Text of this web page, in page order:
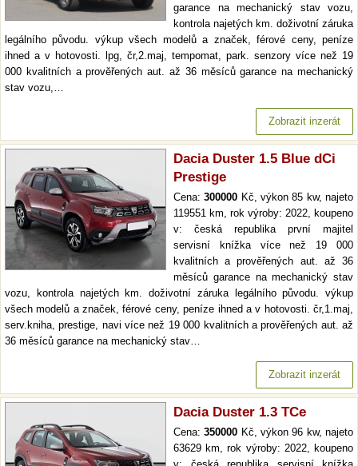
garance na mechanický stav vozu,
kontrola najetých km. doživotní záruka
legálního původu. výkup všech modelů a značek, férové ceny, peníze
ihned a v hotovosti. lpg, čr,2.maj, tempomat, park. senzory více než 19
000 kvalitních a prověřených aut. až 36 měsíců garance na mechanický
stav vozu,…
Zobrazit inzerát
Dacia Duster 1.5 Blue dCi
Prestige
Cena:300000 Kč, výkon 85 kw, najeto
119551 km, rok výroby: 2022, koupeno
v: česká republika první majitel
servisní knížka více než 19 000
kvalitních a prověřených aut. až 36
měsíců garance na mechanický stav
vozu, kontrola najetých km. doživotní záruka legálního původu. výkup
všech modelů a značek, férové ceny, peníze ihned a v hotovosti. čr,1.maj,
serv.kniha, prestige, navi více než 19 000 kvalitních a prověřených aut. až
36 měsíců garance na mechanický stav…
Zobrazit inzerát
Dacia Duster 1.3 TCe
Cena:350000 Kč, výkon 96 kw, najeto
63629 km, rok výroby: 2022, koupeno